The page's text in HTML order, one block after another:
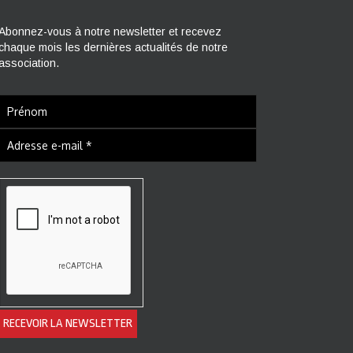
vous à notre newsletter et recevez
mois les dernières actualités de notre